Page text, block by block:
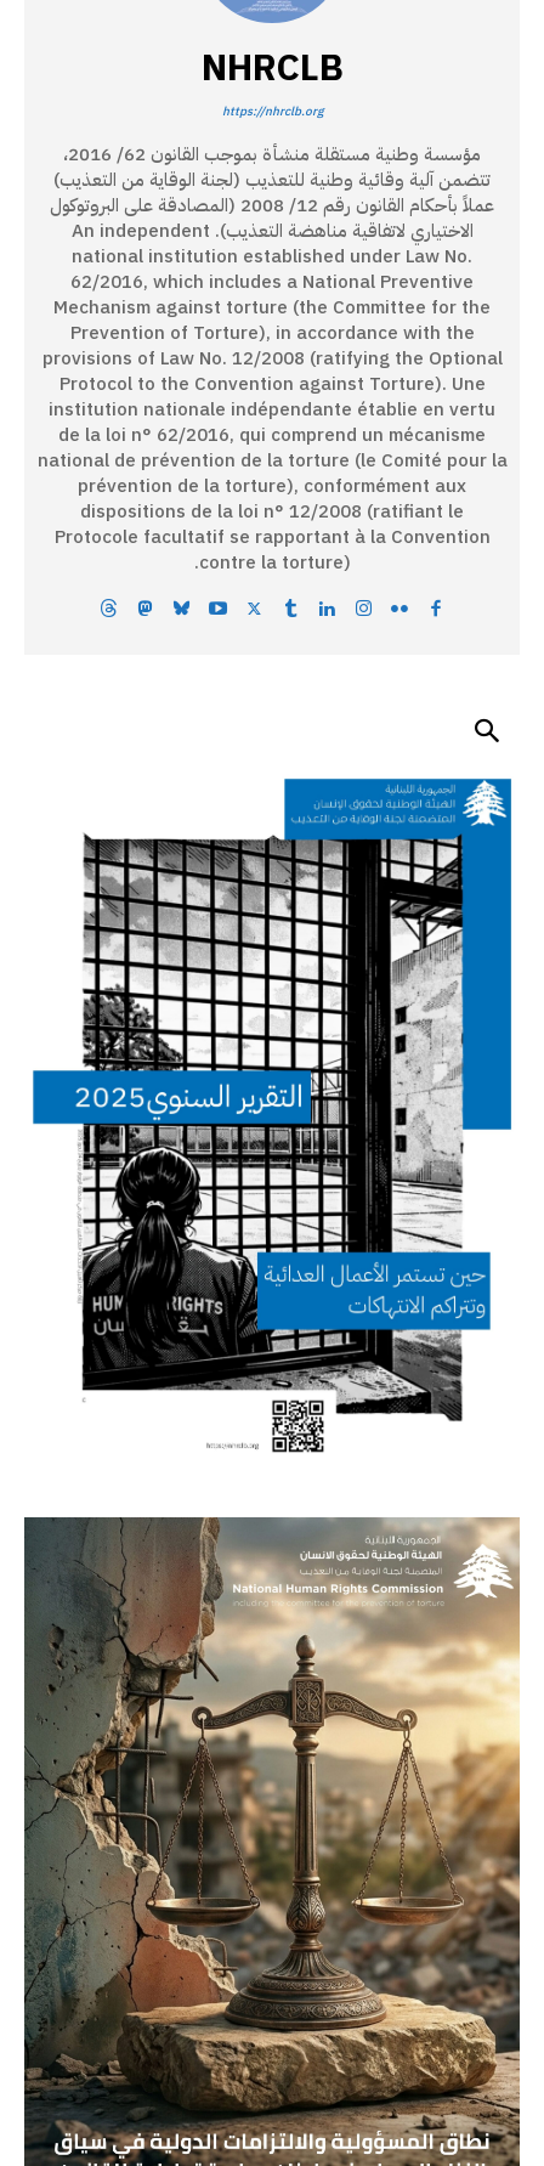
NHRCLB
https://nhrclb.org
مؤسسة وطنية مستقلة منشأة بموجب القانون 62/ 2016،
تتضمن آلية وقائية وطنية للتعذيب (لجنة الوقاية من التعذيب)
عملاً بأحكام القانون رقم 12/ 2008 (المصادقة على البروتوكول
الاختياري لاتفاقية مناهضة التعذيب). An independent
national institution established under Law No.
62/2016, which includes a National Preventive
Mechanism against torture (the Committee for the
Prevention of Torture), in accordance with the
provisions of Law No. 12/2008 (ratifying the Optional
Protocol to the Convention against Torture). Une
institution nationale indépendante établie en vertu
de la loi n° 62/2016, qui comprend un mécanisme
national de prévention de la torture (le Comité pour la
prévention de la torture), conformément aux
dispositions de la loi n° 12/2008 (ratifiant le
Protocole facultatif se rapportant à la Convention
contre la torture).